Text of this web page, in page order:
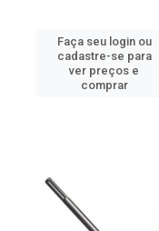
Faça seu login ou
cadastre-se para
ver preços e
comprar